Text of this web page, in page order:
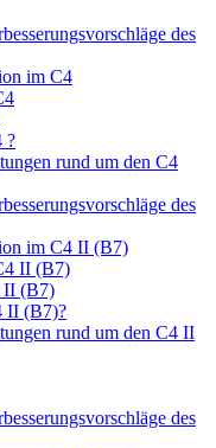
des
im C4
?
rund um den C4
des
im C4 II (B7)
II (B7)
II (B7)
II (B7)?
rund um den C4 II
des